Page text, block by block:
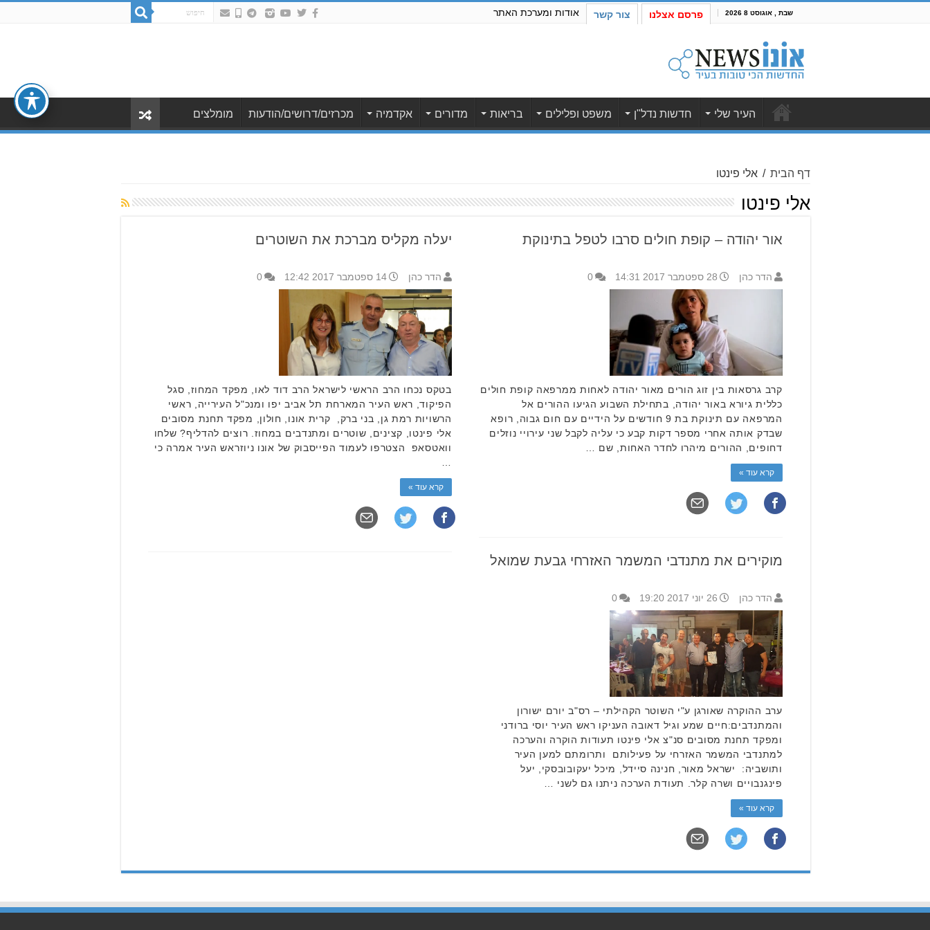
שבת , אוגוסט 8 2026 פרסם אצלנו צור קשר אודות ומערכת האתר
העיר שלי חדשות נדל"ן משפט ופלילים בריאות מדורים אקדמיה מכרזים/דרושים/הודעות מומלצים
דף הבית / אלי פינטו
אלי פינטו
אור יהודה – קופת חולים סרבו לטפל בתינוקת
הדר כהן 28 ספטמבר 2017 14:31 0
קרב גרסאות בין זוג הורים מאור יהודה לאחות ממרפאה קופת חולים
כללית גיורא באור יהודה, בתחילת השבוע הגיעו ההורים אל
המרפאה עם תינוקת בת 9 חודשים על הידיים עם חום גבוה, רופא
שבדק אותה אחרי מספר דקות קבע כי עליה לקבל שני עירויי נוזלים
דחופים, ההורים מיהרו לחדר האחות, שם …
קרא עוד »
יעלה מקליס מברכת את השוטרים
הדר כהן 14 ספטמבר 2017 12:42 0
בטקס נכחו הרב הראשי לישראל הרב דוד לאו, מפקד המחוז, סגל
הפיקוד, ראש העיר המארחת תל אביב יפו ומנכ"ל העירייה, ראשי
הרשויות רמת גן, בני ברק, קרית אונו, חולון, מפקד תחנת מסובים
אלי פינטו, קצינים, שוטרים ומתנדבים במחוז. רוצים להדליף? שלחו
וואטסאפ הצטרפו לעמוד הפייסבוק של אונו ניוזראש העיר אמרה כי
קרא עוד »
מוקירים את מתנדבי המשמר האזרחי גבעת שמואל
הדר כהן 26 יוני 2017 19:20 0
ערב ההוקרה שאורגן ע"י השוטר הקהילתי – רס"ב יורם ישורון
והמתנדבים:חיים שמע וגיל דאובה העניקו ראש העיר יוסי ברודני
ומפקד תחנת מסובים סנ"צ אלי פינטו תעודות הוקרה והערכה
למתנדבי המשמר האזרחי על פעילותם ותרומתם למען העיר
ותושביה: ישראל מאור, חנינה סיידל, מיכל יעקובובסקי, יעל
פינגנבויים ושרה קלר. תעודת הערכה ניתנו גם לשני …
קרא עוד »